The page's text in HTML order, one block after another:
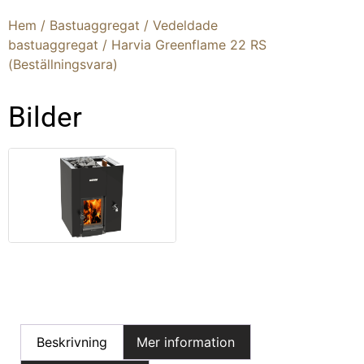
Hem / Bastuaggregat / Vedeldade
bastuaggregat / Harvia Greenflame 22 RS
(Beställningsvara)
Bilder
Beskrivning Mer information